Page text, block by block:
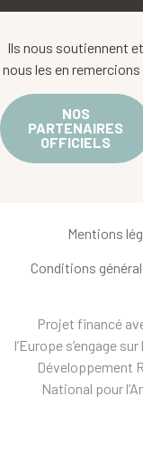
Ils nous soutiennent et
nous les en remercions
NOS
PARTENAIRES
OFFICIELS
Mentions
Conditions
Projet financé
l’Europe s’engage
Développement
National pour